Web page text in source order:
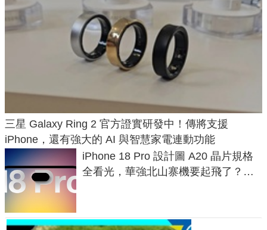
三星 Galaxy Ring 2 官方證實研發中！傳將支援
iPhone，還有強大的 AI 與智慧家電連動功能
iPhone 18 Pro 設計圖 A20 晶片規格
全看光，華強北山寨機要起飛了？專